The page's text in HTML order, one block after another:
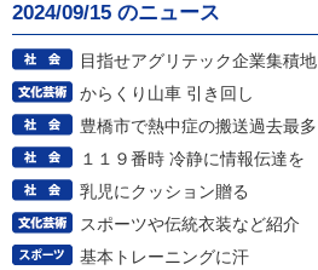
2024/09/15 のニュース
目指せアグリテック企業集積地
からくり山車 引き回し
豊橋市で熱中症の搬送過去最多
１１９番時 冷静に情報伝達を
乳児にクッション贈る
スポーツや伝統衣装など紹介
基本トレーニングに汗